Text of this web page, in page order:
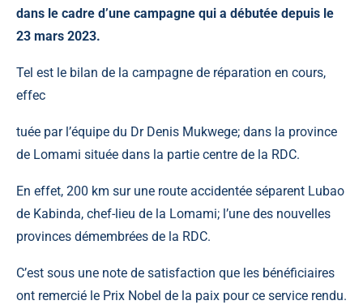
dans le cadre d’une campagne qui a débutée depuis le
23 mars 2023.
Tel est le bilan de la campagne de réparation en cours,
effec
tuée par l’équipe du Dr Denis Mukwege; dans la province
de Lomami située dans la partie centre de la RDC.
En effet, 200 km sur une route accidentée séparent Lubao
de Kabinda, chef-lieu de la Lomami; l’une des nouvelles
provinces démembrées de la RDC.
C’est sous une note de satisfaction que les bénéficiaires
ont remercié le Prix Nobel de la paix pour ce service rendu.